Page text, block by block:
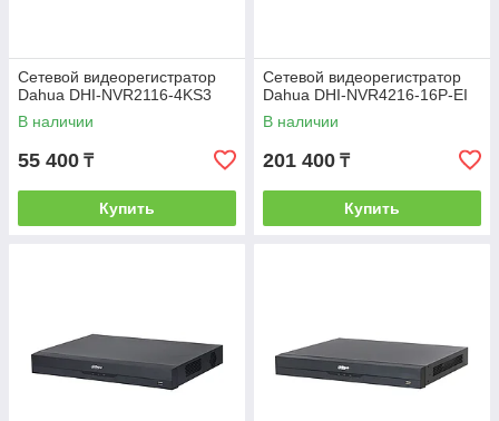
Сетевой видеорегистратор
Dahua DHI-NVR2116-4KS3
В наличии
55 400 ₸
Купить
Сетевой видеорегистратор
Dahua DHI-NVR4216-16P-EI
В наличии
201 400 ₸
Купить